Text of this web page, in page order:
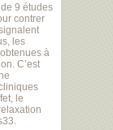
9 études
contrer
les
à
C’est
le